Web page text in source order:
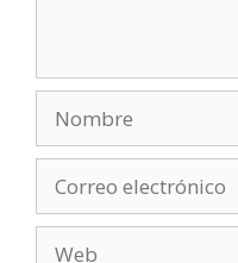
electrónico